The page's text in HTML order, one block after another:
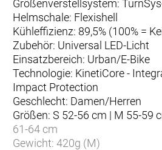
Größenverstellsystem:
Helmschale: Flexishell
Kühleffizienz: 89,5% (100% =
Zubehör: Universal LED-Licht
Einsatzbereich: Urban/E-Bike
Technologie: KinetiCore -
Impact Protection
Geschlecht: Damen/Herren
Größen: S 52-56 cm | M 55-59
61-64 cm
Gewicht: 420g (M)